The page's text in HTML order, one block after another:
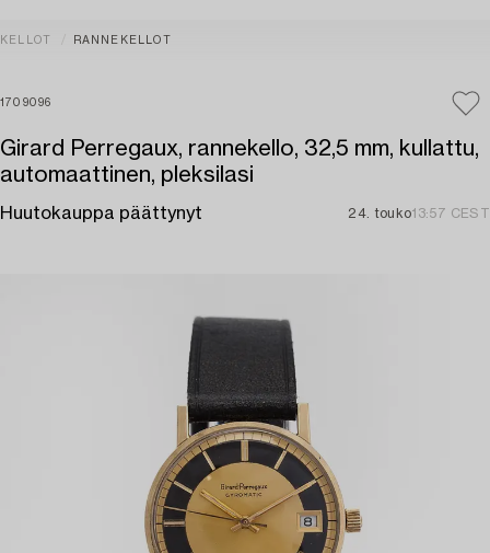
KELLOT RANNEKELLOT
1709096
Girard Perregaux, rannekello, 32,5 mm, kullattu,
automaattinen, pleksilasi
Huutokauppa päättynyt 24. touko13:57 CEST